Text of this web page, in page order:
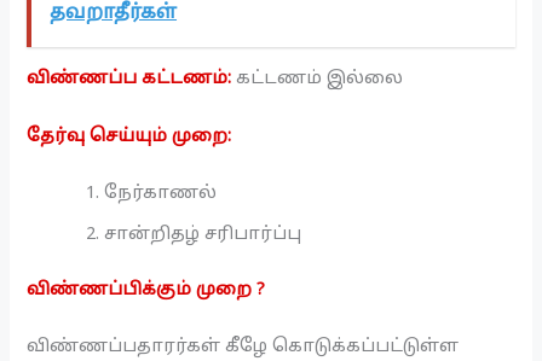
தவறாதீர்கள்
விண்ணப்ப கட்டணம்:கட்டணம் இல்லை
தேர்வு செய்யும் முறை:
நேர்காணல்
சான்றிதழ் சரிபார்ப்பு
விண்ணப்பிக்கும் முறை ?
விண்ணப்பதாரர்கள் கீழே கொடுக்கப்பட்டுள்ள